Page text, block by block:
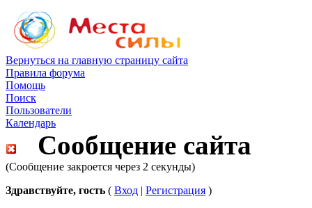
Вернуться на главную страницу сайта
Правила форума
Помощь
Поиск
Пользователи
Календарь
Сообщение сайта
(Сообщение закроется через 2 секунды)
Здравствуйте, гость ( Вход | Регистрация )